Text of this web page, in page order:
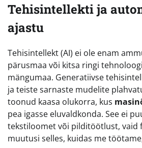
Tehisintellekti ja
ajastu
Tehisintellekt (AI) ei ole enam
pärusmaa või kitsa ringi
mängumaa. Generatiivse
ja teiste sarnaste mudelite
toonud kaasa olukorra, kus
pea igasse eluvaldkonda. See ei
tekstiloomet või pilditöötlust, vaid
muutusi selles, kuidas me